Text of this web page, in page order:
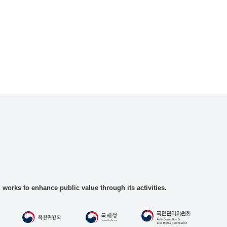
to enhance public value through its activities.